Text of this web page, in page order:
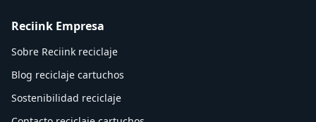
Reciink Empresa
Sobre Reciink reciclaje
Blog reciclaje cartuchos
Sostenibilidad reciclaje